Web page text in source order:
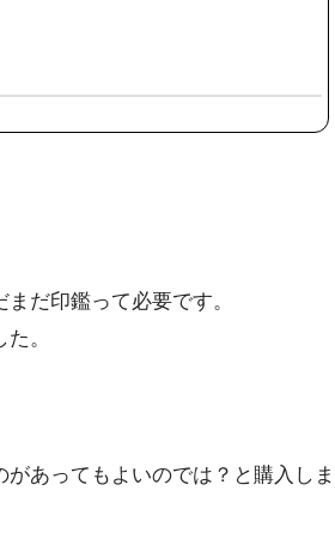
だ印鑑って必要です。
。
あってもよいのでは？と購入しま